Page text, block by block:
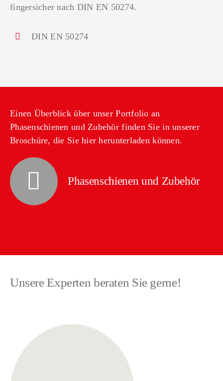
fingersicher nach DIN EN 50274.
DIN EN 50274
Einen Überblick über unser Portfolio an
Phasenschienen und Zubehör finden Sie in unserer
Broschüre, die Sie hier herunterladen können.
Phasenschienen und Zubehör
Unsere Experten beraten Sie gerne!